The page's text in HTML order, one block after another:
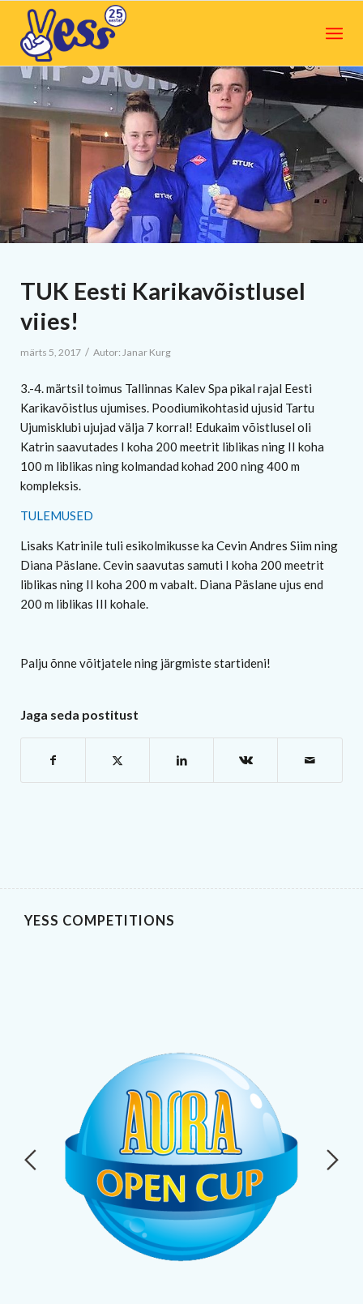
TUK Eesti Karikavõistlusel
viies!
märts 5, 2017 / Autor: Janar Kurg
3.-4. märtsil toimus Tallinnas Kalev Spa pikal rajal Eesti
Karikavõistlus ujumises. Poodiumikohtasid ujusid Tartu
Ujumisklubi ujujad välja 7 korral! Edukaim võistlusel oli
Katrin saavutades I koha 200 meetrit liblikas ning II koha
100 m liblikas ning kolmandad kohad 200 ning 400 m
kompleksis.
TULEMUSED
Lisaks Katrinile tuli esikolmikusse ka Cevin Andres Siim ning
Diana Päslane. Cevin saavutas samuti I koha 200 meetrit
liblikas ning II koha 200 m vabalt. Diana Päslane ujus end
200 m liblikas III kohale.
Palju õnne võitjatele ning järgmiste startideni!
Jaga seda postitust
YESS COMPETITIONS